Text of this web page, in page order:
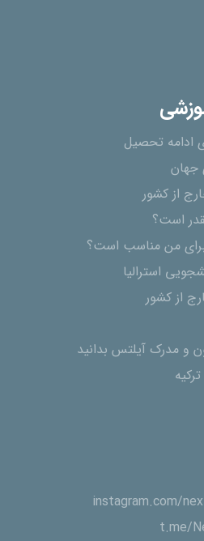
ادامه تحصیل
جهان
از کشور
است؟
برای من مناسب است؟
استرالیا
از کشور
و مدرک آیلتس بدانید
instagram.com/
t.me/